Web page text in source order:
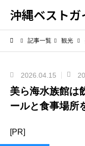
沖縄ベストガ
記事一覧 観光
2026.04.15
美ら海水族館は
ールと食事場所
[PR]